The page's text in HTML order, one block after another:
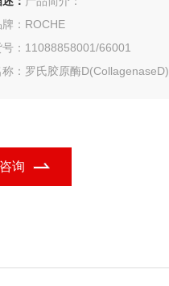
牌：ROCHE
号：11088858001/66001
称：罗氏胶原酶D(CollagenaseD)
询